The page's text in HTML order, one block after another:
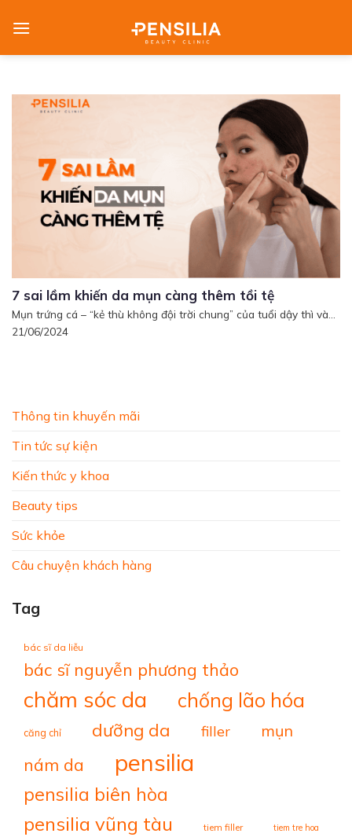
Thông tin khuyến mãi
Tin tức sự kiện
Kiến thức y khoa
Beauty tips
Sức khỏe
Câu chuyện khách hàng
Tag
bác sĩ da liễu
bác sĩ nguyễn phương thảo
chăm sóc da chống lão hóa
căng chỉ dưỡng da filler mụn
nám da pensilia
pensilia biên hòa
pensilia vũng tàu tiem filler tiem tre hoa
7 sai lầm khiến da mụn càng thêm tồi tệ
Mụn trứng cá – “kẻ thù không đội trời chung” của tuổi dậy thì và...
21/06/2024